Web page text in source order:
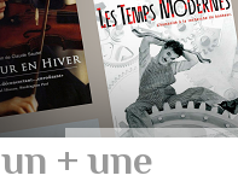
un + une